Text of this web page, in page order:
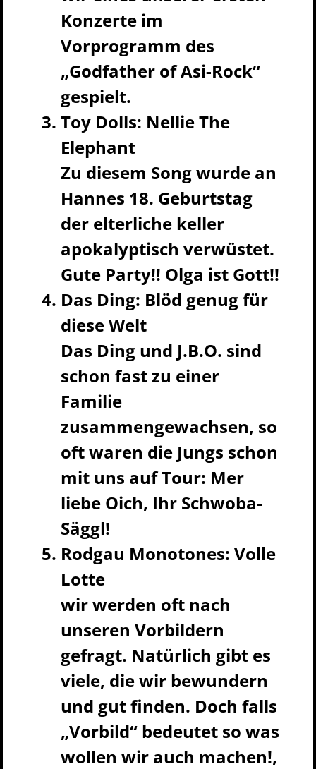
Konzerte im
Vorprogramm des
„Godfather of Asi-Rock“
gespielt.
Toy Dolls: Nellie The
Elephant
Zu diesem Song wurde an
Hannes 18. Geburtstag
der elterliche keller
apokalyptisch verwüstet.
Gute Party!! Olga ist Gott!!
Das Ding: Blöd genug für
diese Welt
Das Ding und J.B.O. sind
schon fast zu einer
Familie
zusammengewachsen, so
oft waren die Jungs schon
mit uns auf Tour: Mer
liebe Oich, Ihr Schwoba-
Säggl!
Rodgau Monotones: Volle
Lotte
wir werden oft nach
unseren Vorbildern
gefragt. Natürlich gibt es
viele, die wir bewundern
und gut finden. Doch falls
„Vorbild“ bedeutet so was
wollen wir auch machen!,